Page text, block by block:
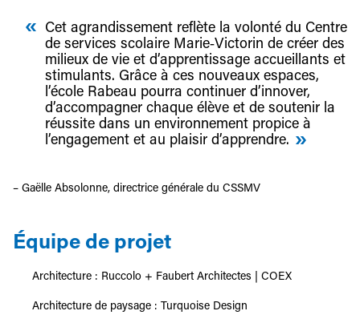
Cet agrandissement reflète la volonté du Centre
de services scolaire Marie‑Victorin de créer des
milieux de vie et d’apprentissage accueillants et
stimulants. Grâce à ces nouveaux espaces,
l’école Rabeau pourra continuer d’innover,
d’accompagner chaque élève et de soutenir la
réussite dans un environnement propice à
l’engagement et au plaisir d’apprendre.
– Gaëlle Absolonne, directrice générale du CSSMV
Équipe de projet
Architecture : Ruccolo + Faubert Architectes | COEX
Architecture de paysage : Turquoise Design